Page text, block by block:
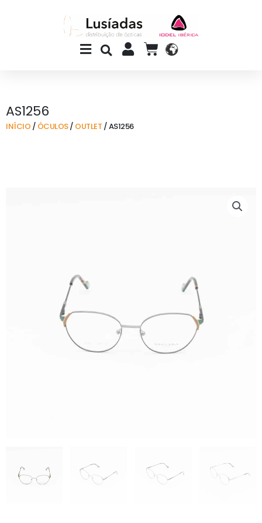
Main
Menu
CART
AS1256
INÍCIO / ÓCULOS/ OUTLET / AS1256